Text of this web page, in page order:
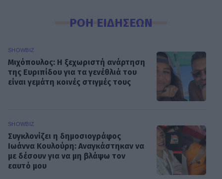
ΡΟΗ ΕΙΔΗΣΕΩΝ
SHOWBIZ
Μιχόπουλος: Η ξεχωριστή ανάρτηση
της Ευριπίδου για τα γενέθλιά του
είναι γεμάτη κοινές στιγμές τους
SHOWBIZ
Συγκλονίζει η δημοσιογράφος
Ιωάννα Κουλούρη: Αναγκάστηκαν να
με δέσουν για να μη βλάψω τον
εαυτό μου